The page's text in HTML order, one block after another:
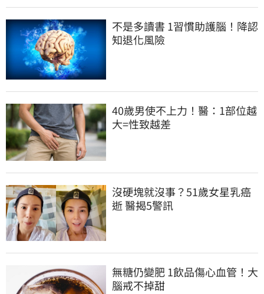
不是多讀書 1習慣助護腦！降認
知退化風險
40歲男使不上力！醫：1部位越
大=性致越差
沒硬塊就沒事？51歲女星乳癌
逝 醫揭5警訊
無糖仍變肥 1飲品傷心血管！大
腦戒不掉甜